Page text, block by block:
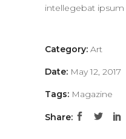
intellegebat ipsum
Category: Art
Date: May 12, 2017
Tags: Magazine
Share: